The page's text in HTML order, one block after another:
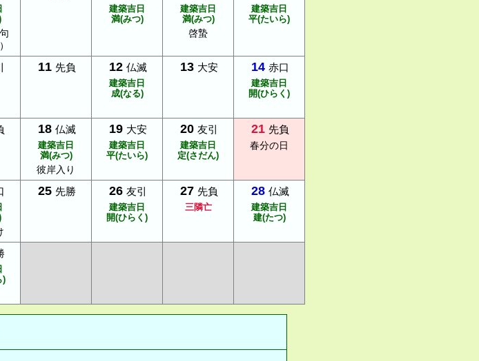
建築吉日
満(みつ)
建築吉日
満(みつ)
啓蟄
建築吉日
平(たいら)
11 先負 12 仏滅
建築吉日
成(なる)
13 大安 14 赤口
建築吉日
開(ひらく)
18 仏滅
建築吉日
満(みつ)
彼岸入り
19 大安
建築吉日
平(たいら)
20 友引
建築吉日
定(さだん)
21 先負
春分の日
25 先勝 26 友引
建築吉日
開(ひらく)
27 先負
三隣亡
28 仏滅
建築吉日
建(たつ)
)